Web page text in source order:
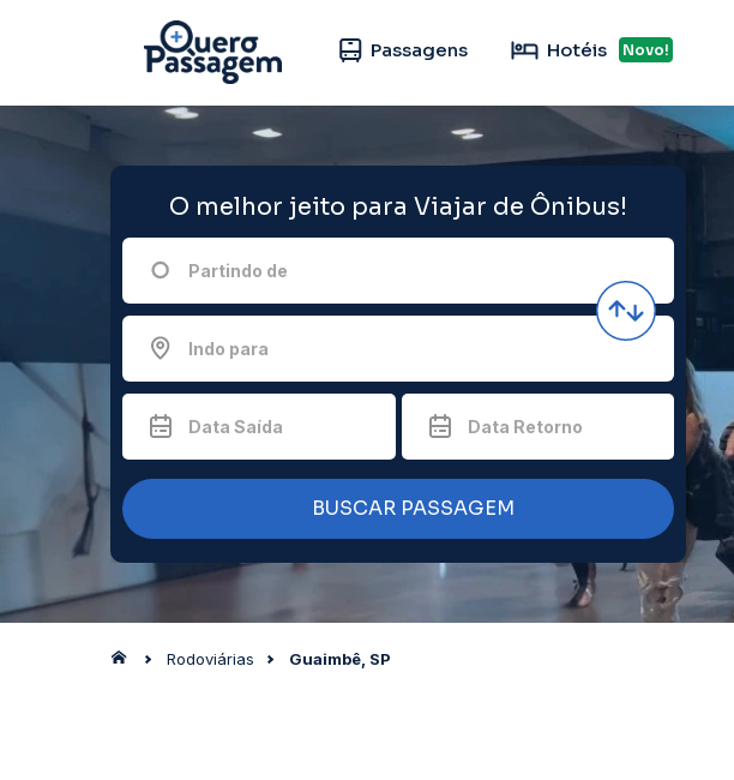
Passagens Hotéis Novo!
O melhor jeito para Viajar de Ônibus!
Partindo de
Indo para
Data Saída Data Retorno
BUSCAR PASSAGEM
Rodoviárias Guaimbê, SP